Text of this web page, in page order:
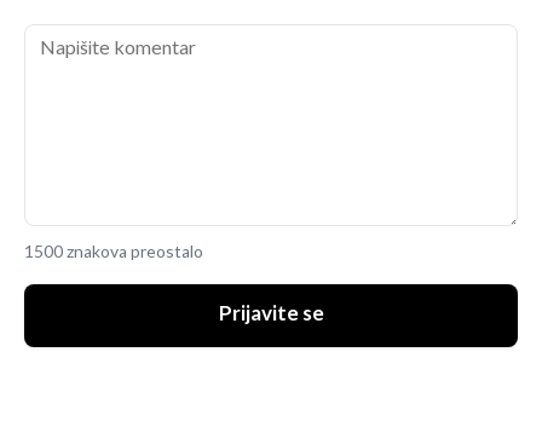
1500 znakova preostalo
Prijavite se